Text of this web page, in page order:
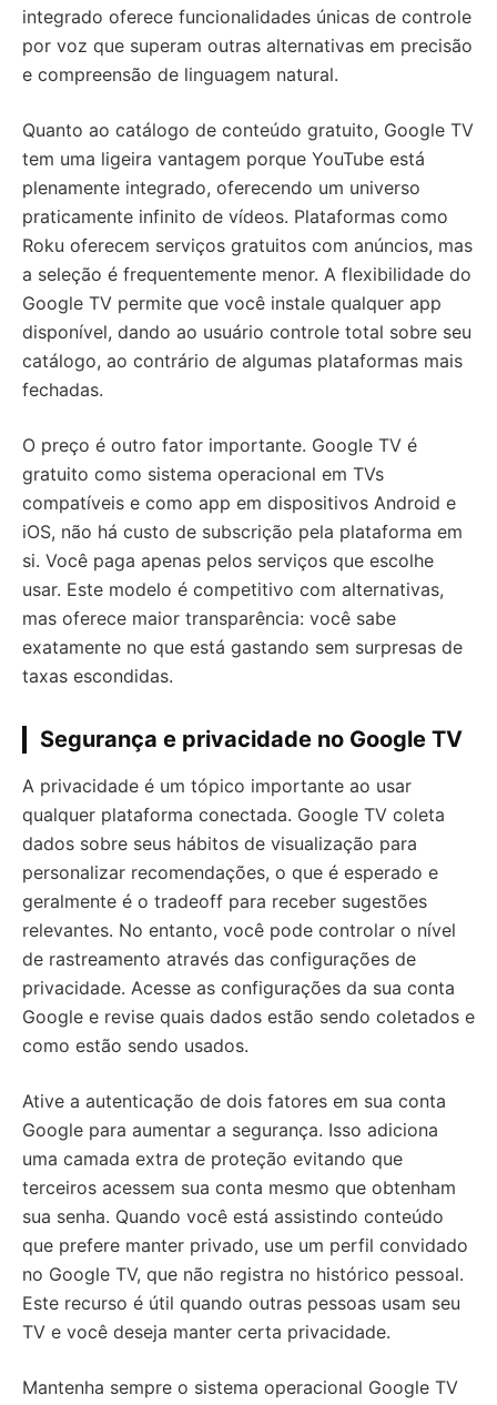
integrado oferece funcionalidades únicas de controle
por voz que superam outras alternativas em precisão
e compreensão de linguagem natural.
Quanto ao catálogo de conteúdo gratuito, Google TV
tem uma ligeira vantagem porque YouTube está
plenamente integrado, oferecendo um universo
praticamente infinito de vídeos. Plataformas como
Roku oferecem serviços gratuitos com anúncios, mas
a seleção é frequentemente menor. A flexibilidade do
Google TV permite que você instale qualquer app
disponível, dando ao usuário controle total sobre seu
catálogo, ao contrário de algumas plataformas mais
fechadas.
O preço é outro fator importante. Google TV é
gratuito como sistema operacional em TVs
compatíveis e como app em dispositivos Android e
iOS, não há custo de subscrição pela plataforma em
si. Você paga apenas pelos serviços que escolhe
usar. Este modelo é competitivo com alternativas,
mas oferece maior transparência: você sabe
exatamente no que está gastando sem surpresas de
taxas escondidas.
Segurança e privacidade no Google TV
A privacidade é um tópico importante ao usar
qualquer plataforma conectada. Google TV coleta
dados sobre seus hábitos de visualização para
personalizar recomendações, o que é esperado e
geralmente é o tradeoff para receber sugestões
relevantes. No entanto, você pode controlar o nível
de rastreamento através das configurações de
privacidade. Acesse as configurações da sua conta
Google e revise quais dados estão sendo coletados e
como estão sendo usados.
Ative a autenticação de dois fatores em sua conta
Google para aumentar a segurança. Isso adiciona
uma camada extra de proteção evitando que
terceiros acessem sua conta mesmo que obtenham
sua senha. Quando você está assistindo conteúdo
que prefere manter privado, use um perfil convidado
no Google TV, que não registra no histórico pessoal.
Este recurso é útil quando outras pessoas usam seu
TV e você deseja manter certa privacidade.
Mantenha sempre o sistema operacional Google TV